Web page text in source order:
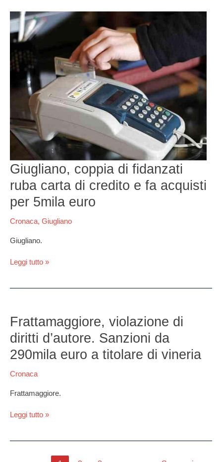
Giugliano, coppia di fidanzati
ruba carta di credito e fa acquisti
per 5mila euro
Cronaca, Giugliano
Giugliano.
Giugliano,
coppia
ruba
carta
credito
acquisti
per
5mila
Leggi tutto »
Frattamaggiore, violazione di
diritti d’autore. Sanzioni da
290mila euro a titolare di vineria
Cronaca
Frattamaggiore.
violazione
di
diritti
d’autore.
Sanzioni
da
euro
titolare
Leggi tutto »